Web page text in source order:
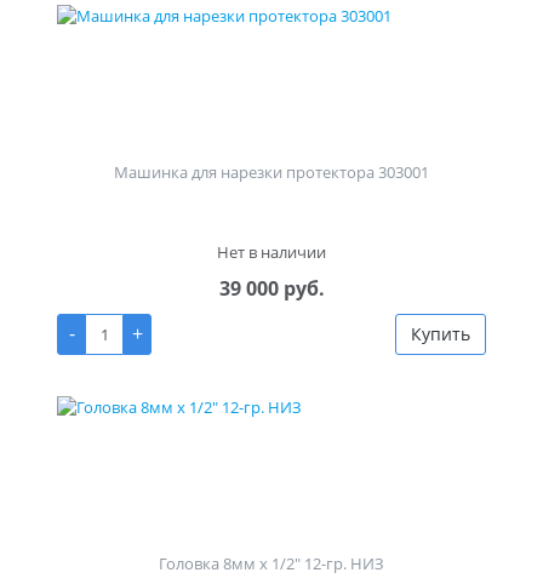
Машинка для нарезки протектора 303001
Нет в наличии
39 000 руб.
-
+ Купить
Головка 8мм х 1/2" 12-гр. НИЗ